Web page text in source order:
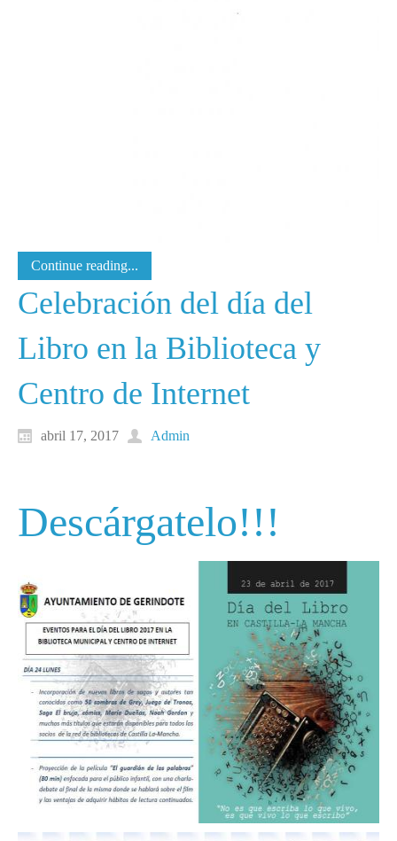
Continue reading...
Celebración del día del
Libro en la Biblioteca y
Centro de Internet
abril 17, 2017 Admin
Descárgatelo!!!